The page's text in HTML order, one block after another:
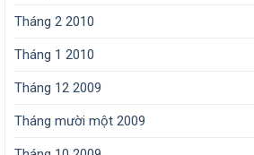
Tháng 2 2010
Tháng 1 2010
Tháng 12 2009
Tháng mười một 2009